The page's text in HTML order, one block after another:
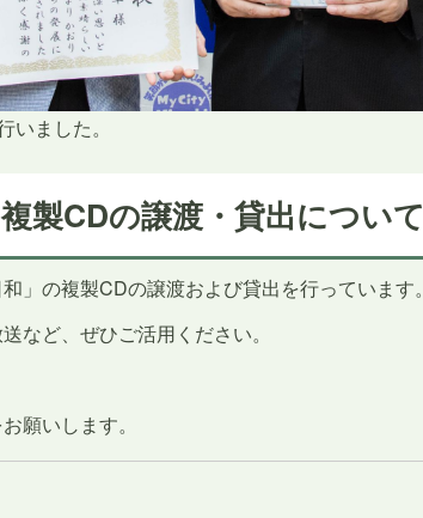
ました。
製CDの譲渡・貸出について
」の複製CDの譲渡および貸出を行っています。
など、ぜひご活用ください。
願いします。